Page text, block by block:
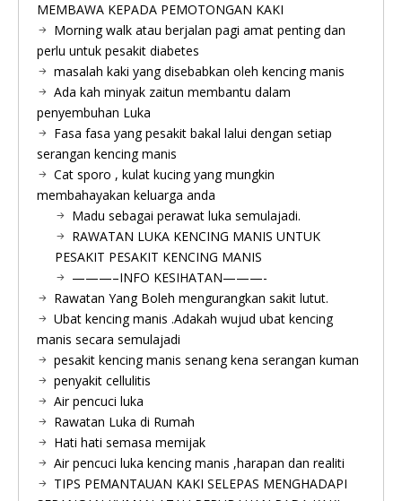
MEMBAWA KEPADA PEMOTONGAN KAKI
Morning walk atau berjalan pagi amat penting dan
perlu untuk pesakit diabetes
masalah kaki yang disebabkan oleh kencing manis
Ada kah minyak zaitun membantu dalam
penyembuhan Luka
Fasa fasa yang pesakit bakal lalui dengan setiap
serangan kencing manis
Cat sporo , kulat kucing yang mungkin
membahayakan keluarga anda
Madu sebagai perawat luka semulajadi.
RAWATAN LUKA KENCING MANIS UNTUK
PESAKIT PESAKIT KENCING MANIS
———–INFO KESIHATAN———-
Rawatan Yang Boleh mengurangkan sakit lutut.
Ubat kencing manis .Adakah wujud ubat kencing
manis secara semulajadi
pesakit kencing manis senang kena serangan kuman
penyakit cellulitis
Air pencuci luka
Rawatan Luka di Rumah
Hati hati semasa memijak
Air pencuci luka kencing manis ,harapan dan realiti
TIPS PEMANTAUAN KAKI SELEPAS MENGHADAPI